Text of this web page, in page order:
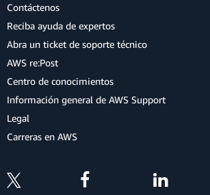
Contáctenos
Reciba ayuda de expertos
Abra un ticket de soporte técnico
AWS re:Post
Centro de conocimientos
Información general de AWS Support
Legal
Carreras en AWS